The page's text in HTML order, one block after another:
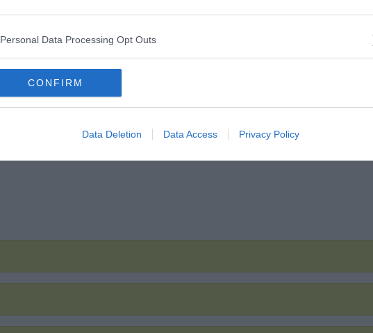
Personal Data Processing Opt Outs
CONFIRM
Data Deletion Data Access Privacy Policy